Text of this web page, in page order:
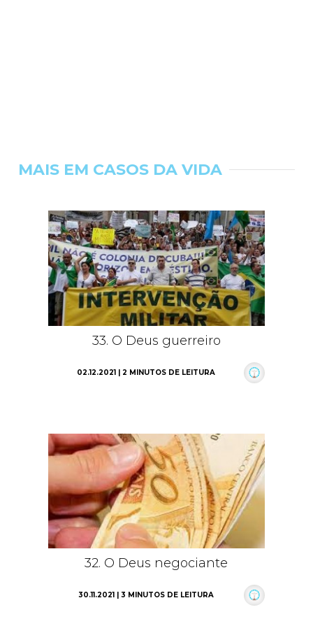
MAIS EM CASOS DA VIDA
33. O Deus guerreiro
02.12.2021 | 2 MINUTOS DE LEITURA
32. O Deus negociante
30.11.2021 | 3 MINUTOS DE LEITURA